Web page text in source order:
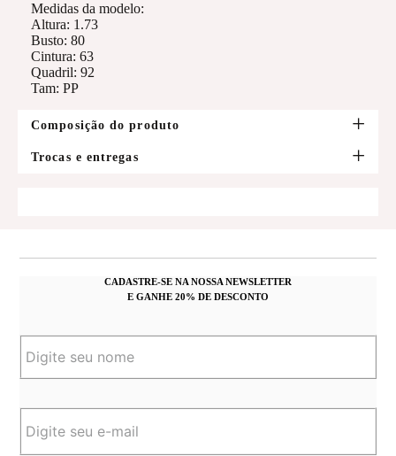
Medidas da modelo:
Altura: 1.73
Busto: 80
Cintura: 63
Quadril: 92
Tam: PP
Composição do produto
Trocas e entregas
CADASTRE-SE NA NOSSA NEWSLETTER
E GANHE 20% DE DESCONTO